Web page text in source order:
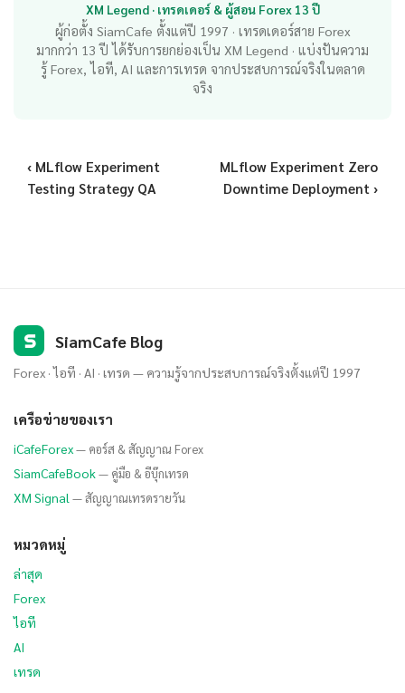
XM Legend · เทรดเดอร์ & ผู้สอน Forex 13 ปี
ผู้ก่อตั้ง SiamCafe ตั้งแต่ปี 1997 · เทรดเดอร์สาย Forex
มากกว่า 13 ปี ได้รับการยกย่องเป็น XM Legend · แบ่งปันความ
รู้ Forex, ไอที, AI และการเทรด จากประสบการณ์จริงในตลาด
จริง
‹ MLflow Experiment
Testing Strategy QA
MLflow Experiment Zero
Downtime Deployment ›
S SiamCafe Blog
Forex · ไอที · AI · เทรด — ความรู้จากประสบการณ์จริงตั้งแต่ปี 1997
เครือข่ายของเรา
iCafeForex— คอร์ส & สัญญาณ Forex
SiamCafeBook— คู่มือ & อีบุ๊กเทรด
XM Signal — สัญญาณเทรดรายวัน
หมวดหมู่
ล่าสุด
Forex
ไอที
AI
เทรด